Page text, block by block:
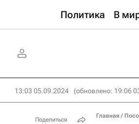
Политика В
13:03 05.09.2024 (обновлено: 19:06
Главная /
Поделиться